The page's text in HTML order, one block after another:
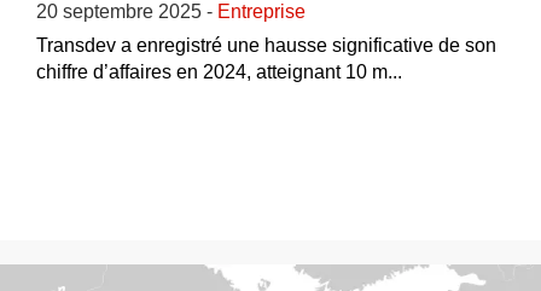
20 septembre 2025 - Entreprise
Transdev a enregistré une hausse significative de son
chiffre d’affaires en 2024, atteignant 10 m...